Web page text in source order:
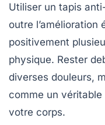
Utiliser un tapis
outre
positivement
physique. Rester
diverses douleurs,
comme un
votre corps.